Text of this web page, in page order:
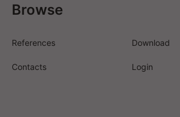
Browse
References Download
Contacts Login